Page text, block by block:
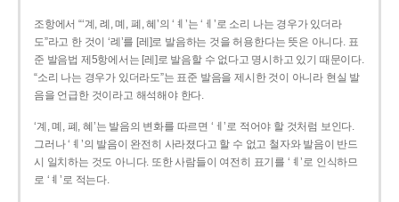
조항에서 “‘계, 례, 몌, 폐, 혜’의 ‘ㅖ’는 ‘ㅔ’로 소리 나는 경우가 있더라
도”라고 한 것이 ‘례’를 [레]로 발음하는 것을 허용한다는 뜻은 아니다. 표
준 발음법 제5항에서는 [레]로 발음할 수 없다고 명시하고 있기 때문이다.
“소리 나는 경우가 있더라도”는 표준 발음을 제시한 것이 아니라 현실 발
음을 언급한 것이라고 해석해야 한다.
‘계, 몌, 폐, 혜’는 발음의 변화를 따르면 ‘ㅔ’로 적어야 할 것처럼 보인다.
그러나 ‘ㅖ’의 발음이 완전히 사라졌다고 할 수 없고 철자와 발음이 반드
시 일치하는 것도 아니다. 또한 사람들이 여전히 표기를 ‘ㅖ’로 인식하므
로 ‘ㅖ’로 적는다.